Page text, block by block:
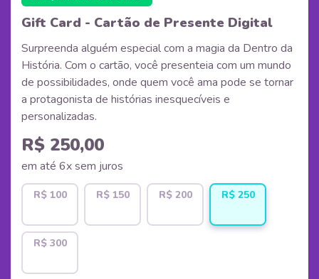
Gift Card - Cartão de Presente Digital
Surpreenda alguém especial com a magia da Dentro da
História. Com o cartão, você presenteia com um mundo
de possibilidades, onde quem você ama pode se tornar
a protagonista de histórias inesquecíveis e
personalizadas.
R$ 250,00
em até 6x sem juros
R$ 100 R$ 150 R$ 200 R$ 250
R$ 300